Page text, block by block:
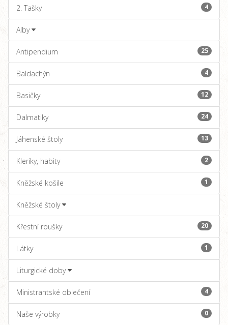
2. Tašky 4
Alby
Antipendium 25
Baldachýn 4
Basičky 12
Dalmatiky 24
Jáhenské štoly 13
Kleriky, habity 2
Kněžské košile 1
Kněžské štoly
Křestní roušky 20
Látky 1
Liturgické doby
Ministrantské oblečení 4
Naše výrobky 0